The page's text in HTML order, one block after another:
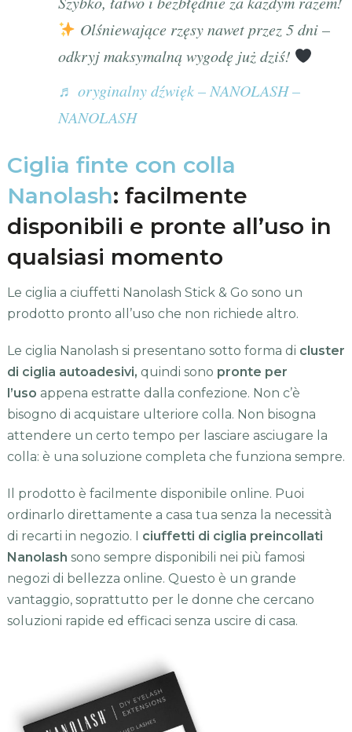
Olśniewające rzęsy nawet przez 5 dni –
odkryj maksymalną wygodę już dziś!
♬ oryginalny dźwięk – NANOLASH –
NANOLASH
Ciglia finte con colla
Nanolash: facilmente
disponibili e pronte all’uso in
qualsiasi momento
Le ciglia a ciuffetti Nanolash Stick & Go sono un
prodotto pronto all’uso che non richiede altro.
Le ciglia Nanolash si presentano sotto forma di cluster
di ciglia autoadesivi, quindi sono pronte per
l’uso appena estratte dalla confezione. Non c’è
bisogno di acquistare ulteriore colla. Non bisogna
attendere un certo tempo per lasciare asciugare la
colla: è una soluzione completa che funziona sempre.
Il prodotto è facilmente disponibile online. Puoi
ordinarlo direttamente a casa tua senza la necessità
di recarti in negozio. I ciuffetti di ciglia preincollati
Nanolash sono sempre disponibili nei più famosi
negozi di bellezza online. Questo è un grande
vantaggio, soprattutto per le donne che cercano
soluzioni rapide ed efficaci senza uscire di casa.